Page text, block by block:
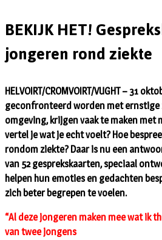
BEKIJK HET!
jongeren rond ziekte
HELVOIRT/CROMVOIRT/VUGHT – 31
geconfronteerd worden met ernstige
omgeving, krijgen vaak te maken met
vertel je wat je echt voelt? Hoe
rondom ziekte? Daar is nu een
van 52 gesprekskaarten, speciaal
helpen hun emoties en gedachten
zich beter begrepen te voelen.
“Al deze jongeren maken mee wat ik
van twee jongens